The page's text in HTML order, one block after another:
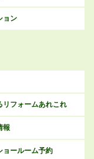
ョン
リフォームあれこれ
報
ョールーム予約